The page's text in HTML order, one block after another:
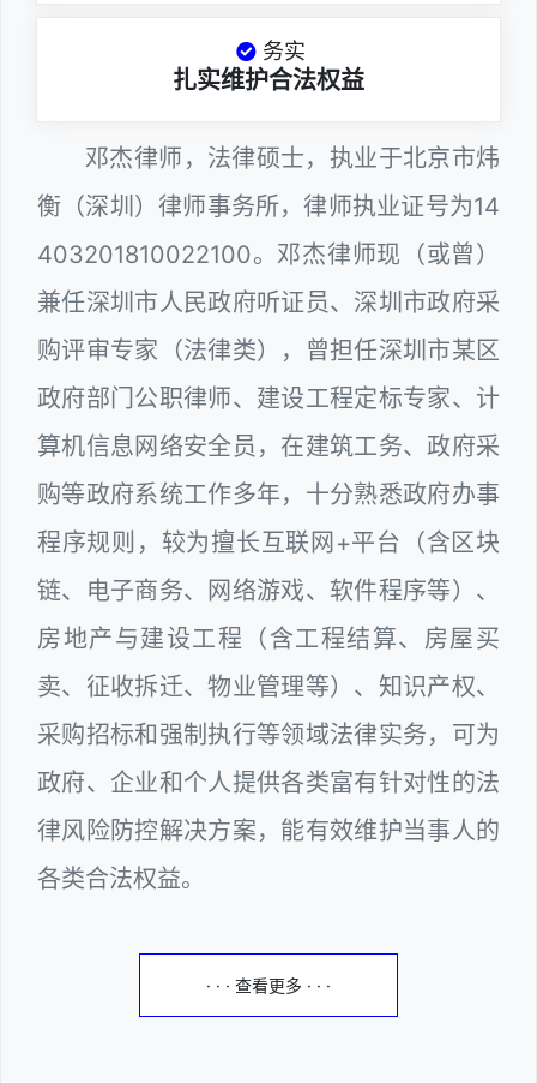
务实
扎实维护合法权益
邓杰律师，法律硕士，执业于北京市炜
衡（深圳）律师事务所，律师执业证号为14
403201810022100。邓杰律师现（或曾）
兼任深圳市人民政府听证员、深圳市政府采
购评审专家（法律类），曾担任深圳市某区
政府部门公职律师、建设工程定标专家、计
算机信息网络安全员，在建筑工务、政府采
购等政府系统工作多年，十分熟悉政府办事
程序规则，较为擅长互联网+平台（含区块
链、电子商务、网络游戏、软件程序等）、
房地产与建设工程（含工程结算、房屋买
卖、征收拆迁、物业管理等）、知识产权、
采购招标和强制执行等领域法律实务，可为
政府、企业和个人提供各类富有针对性的法
律风险防控解决方案，能有效维护当事人的
各类合法权益。
· · · 查看更多 · · ·